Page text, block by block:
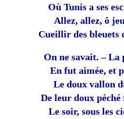
Où Tunis a ses
Allez, allez, ô
Cueillir des bleuets
On ne savait. – La
En fut aimée, et
Le doux vallon
De leur doux
Le soir, sous les